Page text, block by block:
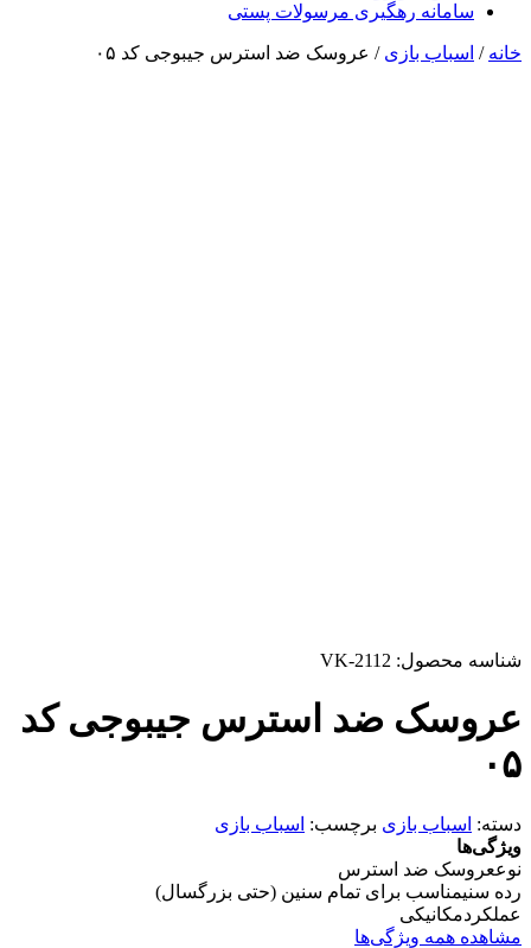
سامانه رهگیری مرسولات پستی
خانه / اسباب بازی / عروسک ضد استرس جیبوجی کد ۰۵
شناسه محصول: VK-2112
عروسک ضد استرس جیبوجی کد
۰۵
دسته: اسباب بازی برچسب: اسباب بازی
ویژگی‌ها
نوععروسک ضد استرس
رده سنیمناسب برای تمام سنین (حتی بزرگسال)
عملکردمکانیکی
مشاهده همه ویژگی‌ها